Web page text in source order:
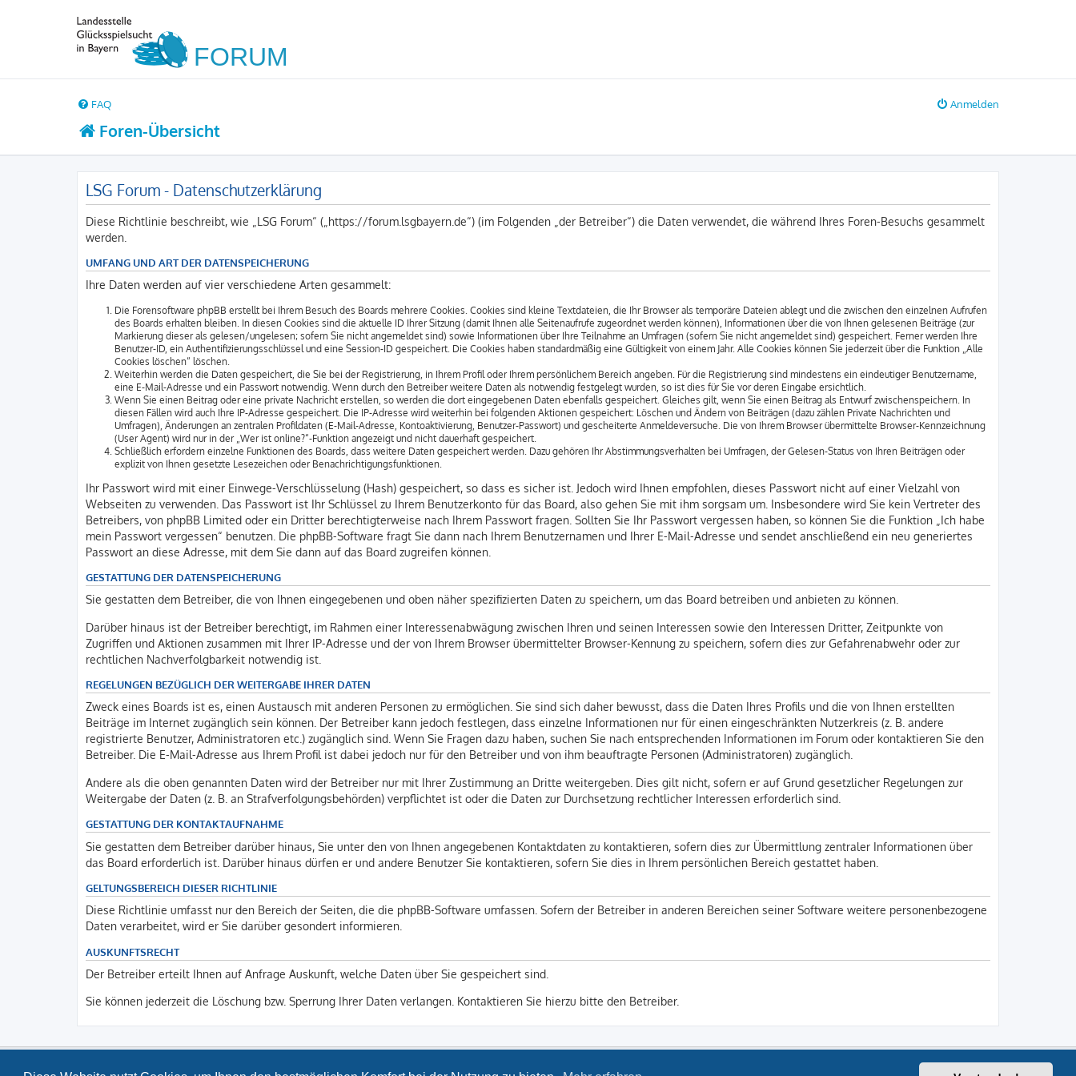
FAQ Anmelden
Foren-Übersicht
LSG Forum - Datenschutzerklärung
Diese Richtlinie beschreibt, wie „LSG Forum“ („https://forum.lsgbayern.de“) (im Folgenden „der Betreiber“) die Daten verwendet, die während Ihres Foren-Besuchs gesammelt
werden.
UMFANG UND ART DER DATENSPEICHERUNG
Ihre Daten werden auf vier verschiedene Arten gesammelt:
Die Forensoftware phpBB erstellt bei Ihrem Besuch des Boards mehrere Cookies. Cookies sind kleine Textdateien, die Ihr Browser als temporäre Dateien ablegt und die zwischen den einzelnen Aufrufen
des Boards erhalten bleiben. In diesen Cookies sind die aktuelle ID Ihrer Sitzung (damit Ihnen alle Seitenaufrufe zugeordnet werden können), Informationen über die von Ihnen gelesenen Beiträge (zur
Markierung dieser als gelesen/ungelesen; sofern Sie nicht angemeldet sind) sowie Informationen über Ihre Teilnahme an Umfragen (sofern Sie nicht angemeldet sind) gespeichert. Ferner werden Ihre
Benutzer-ID, ein Authentifizierungsschlüssel und eine Session-ID gespeichert. Die Cookies haben standardmäßig eine Gültigkeit von einem Jahr. Alle Cookies können Sie jederzeit über die Funktion „Alle
Cookies löschen“ löschen.
Weiterhin werden die Daten gespeichert, die Sie bei der Registrierung, in Ihrem Profil oder Ihrem persönlichem Bereich angeben. Für die Registrierung sind mindestens ein eindeutiger Benutzername,
eine E-Mail-Adresse und ein Passwort notwendig. Wenn durch den Betreiber weitere Daten als notwendig festgelegt wurden, so ist dies für Sie vor deren Eingabe ersichtlich.
Wenn Sie einen Beitrag oder eine private Nachricht erstellen, so werden die dort eingegebenen Daten ebenfalls gespeichert. Gleiches gilt, wenn Sie einen Beitrag als Entwurf zwischenspeichern. In
diesen Fällen wird auch Ihre IP-Adresse gespeichert. Die IP-Adresse wird weiterhin bei folgenden Aktionen gespeichert: Löschen und Ändern von Beiträgen (dazu zählen Private Nachrichten und
Umfragen), Änderungen an zentralen Profildaten (E-Mail-Adresse, Kontoaktivierung, Benutzer-Passwort) und gescheiterte Anmeldeversuche. Die von Ihrem Browser übermittelte Browser-Kennzeichnung
(User Agent) wird nur in der „Wer ist online?“-Funktion angezeigt und nicht dauerhaft gespeichert.
Schließlich erfordern einzelne Funktionen des Boards, dass weitere Daten gespeichert werden. Dazu gehören Ihr Abstimmungsverhalten bei Umfragen, der Gelesen-Status von Ihren Beiträgen oder
explizit von Ihnen gesetzte Lesezeichen oder Benachrichtigungsfunktionen.
Ihr Passwort wird mit einer Einwege-Verschlüsselung (Hash) gespeichert, so dass es sicher ist. Jedoch wird Ihnen empfohlen, dieses Passwort nicht auf einer Vielzahl von
Webseiten zu verwenden. Das Passwort ist Ihr Schlüssel zu Ihrem Benutzerkonto für das Board, also gehen Sie mit ihm sorgsam um. Insbesondere wird Sie kein Vertreter des
Betreibers, von phpBB Limited oder ein Dritter berechtigterweise nach Ihrem Passwort fragen. Sollten Sie Ihr Passwort vergessen haben, so können Sie die Funktion „Ich habe
mein Passwort vergessen“ benutzen. Die phpBB-Software fragt Sie dann nach Ihrem Benutzernamen und Ihrer E-Mail-Adresse und sendet anschließend ein neu generiertes
Passwort an diese Adresse, mit dem Sie dann auf das Board zugreifen können.
GESTATTUNG DER DATENSPEICHERUNG
Sie gestatten dem Betreiber, die von Ihnen eingegebenen und oben näher spezifizierten Daten zu speichern, um das Board betreiben und anbieten zu können.
Darüber hinaus ist der Betreiber berechtigt, im Rahmen einer Interessenabwägung zwischen Ihren und seinen Interessen sowie den Interessen Dritter, Zeitpunkte von
Zugriffen und Aktionen zusammen mit Ihrer IP-Adresse und der von Ihrem Browser übermittelter Browser-Kennung zu speichern, sofern dies zur Gefahrenabwehr oder zur
rechtlichen Nachverfolgbarkeit notwendig ist.
REGELUNGEN BEZÜGLICH DER WEITERGABE IHRER DATEN
Zweck eines Boards ist es, einen Austausch mit anderen Personen zu ermöglichen. Sie sind sich daher bewusst, dass die Daten Ihres Profils und die von Ihnen erstellten
Beiträge im Internet zugänglich sein können. Der Betreiber kann jedoch festlegen, dass einzelne Informationen nur für einen eingeschränkten Nutzerkreis (z. B. andere
registrierte Benutzer, Administratoren etc.) zugänglich sind. Wenn Sie Fragen dazu haben, suchen Sie nach entsprechenden Informationen im Forum oder kontaktieren Sie den
Betreiber. Die E-Mail-Adresse aus Ihrem Profil ist dabei jedoch nur für den Betreiber und von ihm beauftragte Personen (Administratoren) zugänglich.
Andere als die oben genannten Daten wird der Betreiber nur mit Ihrer Zustimmung an Dritte weitergeben. Dies gilt nicht, sofern er auf Grund gesetzlicher Regelungen zur
Weitergabe der Daten (z. B. an Strafverfolgungsbehörden) verpflichtet ist oder die Daten zur Durchsetzung rechtlicher Interessen erforderlich sind.
GESTATTUNG DER KONTAKTAUFNAHME
Sie gestatten dem Betreiber darüber hinaus, Sie unter den von Ihnen angegebenen Kontaktdaten zu kontaktieren, sofern dies zur Übermittlung zentraler Informationen über
das Board erforderlich ist. Darüber hinaus dürfen er und andere Benutzer Sie kontaktieren, sofern Sie dies in Ihrem persönlichen Bereich gestattet haben.
GELTUNGSBEREICH DIESER RICHTLINIE
Diese Richtlinie umfasst nur den Bereich der Seiten, die die phpBB-Software umfassen. Sofern der Betreiber in anderen Bereichen seiner Software weitere personenbezogene
Daten verarbeitet, wird er Sie darüber gesondert informieren.
AUSKUNFTSRECHT
Der Betreiber erteilt Ihnen auf Anfrage Auskunft, welche Daten über Sie gespeichert sind.
Sie können jederzeit die Löschung bzw. Sperrung Ihrer Daten verlangen. Kontaktieren Sie hierzu bitte den Betreiber.
LSG Bayern